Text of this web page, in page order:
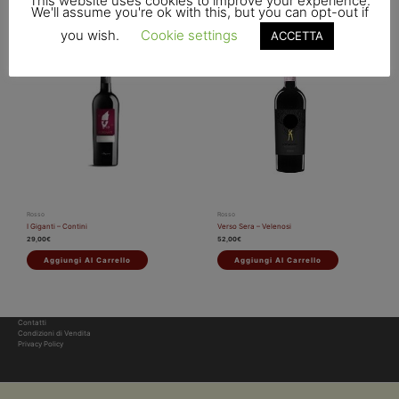
Rosso
I Giganti – Contini
29,00€
Aggiungi Al Carrello
Rosso
Verso Sera – Velenosi
52,00€
Aggiungi Al Carrello
Contatti
Condizioni di Vendita
Privacy Policy
We'll assume you're ok with this, but you can opt-out if
you wish.
Cookie settings ACCETTA